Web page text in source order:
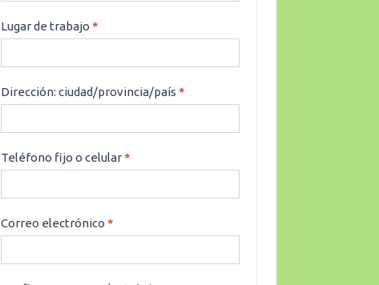
Lugar de trabajo*
Dirección: ciudad/provincia/país*
Teléfono fijo o celular*
Correo electrónico*